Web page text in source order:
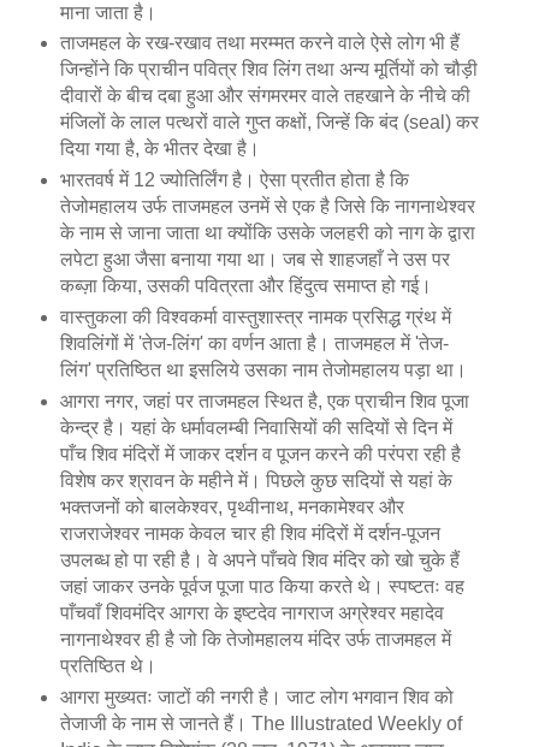
माना जाता है।
ताजमहल के रख-रखाव तथा मरम्मत करने वाले ऐसे लोग भी हैं
जिन्होंने कि प्राचीन पवित्र शिव लिंग तथा अन्य मूर्तियों को चौड़ी
दीवारों के बीच दबा हुआ और संगमरमर वाले तहखाने के नीचे की
मंजिलों के लाल पत्थरों वाले गुप्त कक्षों, जिन्हें कि बंद (seal) कर
दिया गया है, के भीतर देखा है।
भारतवर्ष में 12 ज्योतिर्लिंग है। ऐसा प्रतीत होता है कि
तेजोमहालय उर्फ ताजमहल उनमें से एक है जिसे कि नागनाथेश्वर
के नाम से जाना जाता था क्योंकि उसके जलहरी को नाग के द्वारा
लपेटा हुआ जैसा बनाया गया था। जब से शाहजहाँ ने उस पर
कब्ज़ा किया, उसकी पवित्रता और हिंदुत्व समाप्त हो गई।
वास्तुकला की विश्वकर्मा वास्तुशास्त्र नामक प्रसिद्ध ग्रंथ में
शिवलिंगों में 'तेज-लिंग' का वर्णन आता है। ताजमहल में 'तेज-
लिंग' प्रतिष्ठित था इसलिये उसका नाम तेजोमहालय पड़ा था।
आगरा नगर, जहां पर ताजमहल स्थित है, एक प्राचीन शिव पूजा
केन्द्र है। यहां के धर्मावलम्बी निवासियों की सदियों से दिन में
पाँच शिव मंदिरों में जाकर दर्शन व पूजन करने की परंपरा रही है
विशेष कर श्रावन के महीने में। पिछले कुछ सदियों से यहां के
भक्तजनों को बालकेश्वर, पृथ्वीनाथ, मनकामेश्वर और
राजराजेश्वर नामक केवल चार ही शिव मंदिरों में दर्शन-पूजन
उपलब्ध हो पा रही है। वे अपने पाँचवे शिव मंदिर को खो चुके हैं
जहां जाकर उनके पूर्वज पूजा पाठ किया करते थे। स्पष्टतः वह
पाँचवाँ शिवमंदिर आगरा के इष्टदेव नागराज अग्रेश्वर महादेव
नागनाथेश्वर ही है जो कि तेजोमहालय मंदिर उर्फ ताजमहल में
प्रतिष्ठित थे।
आगरा मुख्यतः जाटों की नगरी है। जाट लोग भगवान शिव को
तेजाजी के नाम से जानते हैं। The Illustrated Weekly of